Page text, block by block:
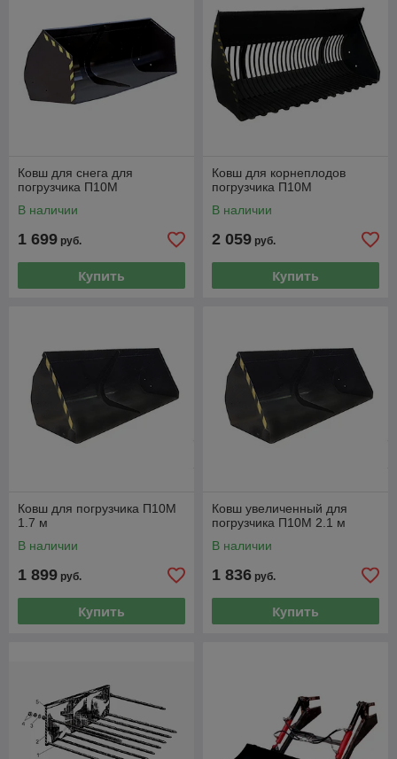
Ковш для снега для
погрузчика П10М
В наличии
1 699 руб.
Купить
Ковш для корнеплодов
погрузчика П10М
В наличии
2 059 руб.
Купить
Ковш для погрузчика П10М
1.7 м
В наличии
1 899 руб.
Купить
Ковш увеличенный для
погрузчика П10М 2.1 м
В наличии
1 836 руб.
Купить